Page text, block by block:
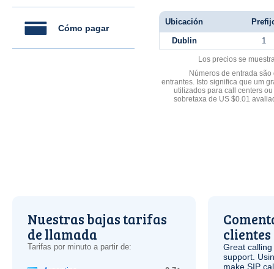
Cómo pagar
Ubicación
Dublin 1
Los precios se
Números de entrada
entrantes. Isto significa que um
utilizados para call centers
sobretaxa de US $0.01
Nuestras bajas tarifas
de llamada
Tarifas por minuto a partir de:
clientes
Great
support.
make SIP